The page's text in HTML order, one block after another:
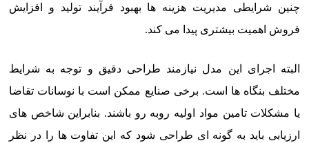
چنین شرایطی مدیریت هزینه ها بهبود فرآیند تولید و افزایش
فروش اهمیت بیشتری پیدا می کند.
البته اجرای این مدل نیازمند طراحی دقیق و توجه به شرایط
مختلف بنگاه ها است. برخی صنایع ممکن است با نوسانات تقاضا
یا مشکلات تامین مواد اولیه روبه رو باشند. بنابراین شاخص های
ارزیابی باید به گونه ای طراحی شود که این تفاوت ها را در نظر